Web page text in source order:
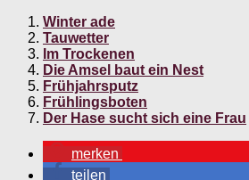
Winter ade
Tauwetter
Im Trockenen
Die Amsel baut ein Nest
Frühjahrsputz
Frühlingsboten
Der Hase sucht sich eine Frau
merken
teilen